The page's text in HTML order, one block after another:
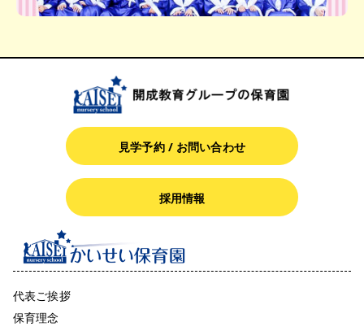
見学予約 / お問い合わせ
採用情報
代表ご挨拶
保育理念